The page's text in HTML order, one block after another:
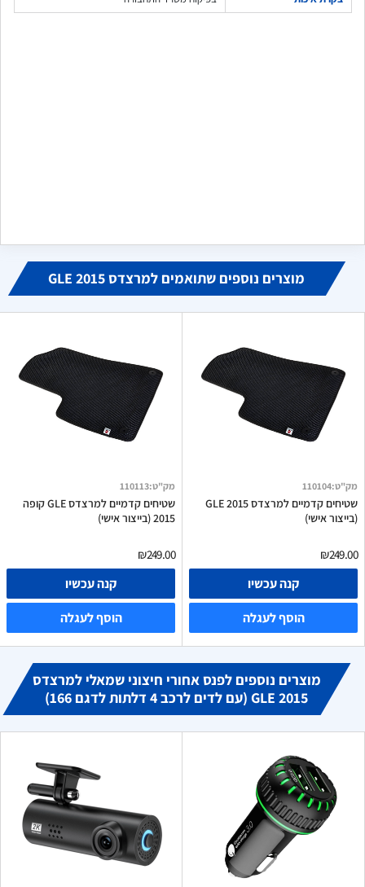
מוצרים נוספים שתואמים למרצדס GLE 2015
מק"ט:
110113
שטיחים קדמיים למרצדס GLE קופה
2015 (בייצור אישי)
₪249.00
קנה עכשיו
הוסף לעגלה
מק"ט:
110104
שטיחים קדמיים למרצדס GLE 2015
(בייצור אישי)
₪249.00
קנה עכשיו
הוסף לעגלה
מוצרים נוספים לפנס אחורי חיצוני שמאלי למרצדס
GLE 2015 (עם לדים לרכב 4 דלתות לדגם 166)